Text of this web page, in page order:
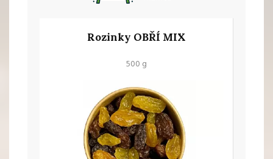
Rozinky OBŘÍ MIX
500 g